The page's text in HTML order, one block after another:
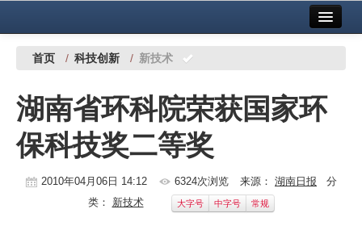
中国有色金属报社主办 广告服务
铜镍铅锌
铝
稀有稀土
首页 / 科技创新 / 新技术
湖南省环科院荣获国家环
保科技奖二等奖
2010年04月06日 14:12 6324次浏览 来源： 湖南日报 分
类： 新技术 大字号 中字号 常规